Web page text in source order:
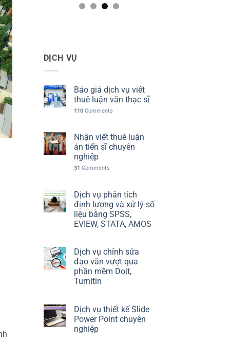
DỊCH VỤ
Báo giá dịch vụ viết
thuê luận văn thạc sĩ
110Comments
Nhận viết thuê luận
án tiến sĩ chuyên
nghiệp
31 Comments
Dịch vụ phân tích
định lượng và xử lý số
liệu bằng SPSS,
EVIEW, STATA, AMOS
Dịch vụ chỉnh sửa
đạo văn vượt qua
phần mềm Doit,
Turnitin
Dịch vụ thiết kế Slide
Power Point chuyên
nghiệp